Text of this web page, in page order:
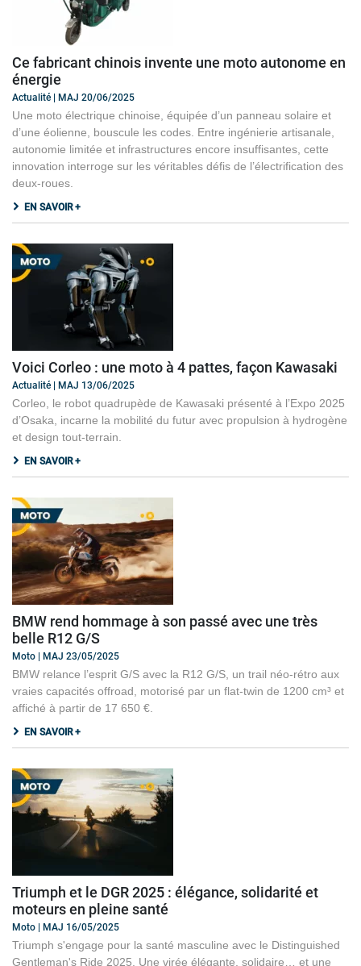
Ce fabricant chinois invente une moto autonome en
énergie
Actualité | MAJ 20/06/2025
Une moto électrique chinoise, équipée d’un panneau solaire et
d’une éolienne, bouscule les codes. Entre ingénierie artisanale,
autonomie limitée et infrastructures encore insuffisantes, cette
innovation interroge sur les véritables défis de l’électrification des
deux-roues.
EN SAVOIR +
Voici Corleo : une moto à 4 pattes, façon Kawasaki
Actualité | MAJ 13/06/2025
Corleo, le robot quadrupède de Kawasaki présenté à l’Expo 2025
d’Osaka, incarne la mobilité du futur avec propulsion à hydrogène
et design tout-terrain.
EN SAVOIR +
BMW rend hommage à son passé avec une très
belle R12 G/S
Moto | MAJ 23/05/2025
BMW relance l’esprit G/S avec la R12 G/S, un trail néo-rétro aux
vraies capacités offroad, motorisé par un flat-twin de 1200 cm³ et
affiché à partir de 17 650 €.
EN SAVOIR +
Triumph et le DGR 2025 : élégance, solidarité et
moteurs en pleine santé
Moto | MAJ 16/05/2025
Triumph s'engage pour la santé masculine avec le Distinguished
Gentleman's Ride 2025. Une virée élégante, solidaire… et une